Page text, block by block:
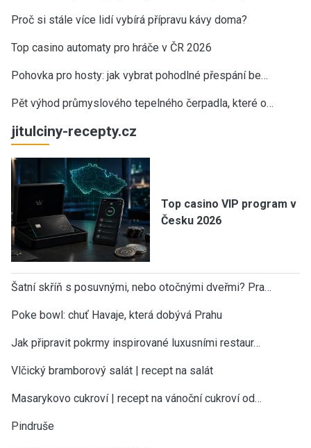
Proč si stále více lidí vybírá přípravu kávy doma?
Top casino automaty pro hráče v ČR 2026
Pohovka pro hosty: jak vybrat pohodlné přespání be…
Pět výhod průmyslového tepelného čerpadla, které o…
jitulciny-recepty.cz
Top casino VIP program v
Česku 2026
Šatní skříň s posuvnými, nebo otočnými dveřmi? Pra…
Poke bowl: chuť Havaje, která dobývá Prahu
Jak připravit pokrmy inspirované luxusními restaur…
Vlčický bramborový salát | recept na salát
Masarykovo cukroví | recept na vánoční cukroví od…
Pindruše